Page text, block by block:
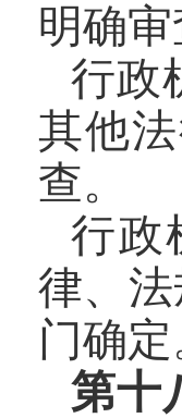
明确
行政
其他
查。
行政
律、
门确定
第十